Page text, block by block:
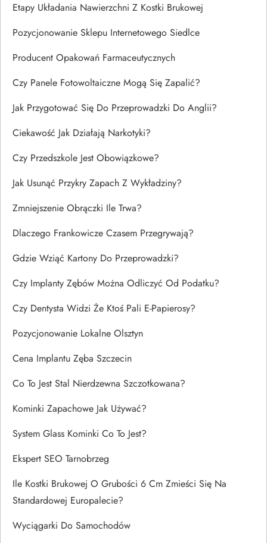
Etapy Układania Nawierzchni Z Kostki Brukowej
Pozycjonowanie Sklepu Internetowego Siedlce
Producent Opakowań Farmaceutycznych
Czy Panele Fotowoltaiczne Mogą Się Zapalić?
Jak Przygotować Się Do Przeprowadzki Do Anglii?
Ciekawość Jak Działają Narkotyki?
Czy Przedszkole Jest Obowiązkowe?
Jak Usunąć Przykry Zapach Z Wykładziny?
Zmniejszenie Obrączki Ile Trwa?
Dlaczego Frankowicze Czasem Przegrywają?
Gdzie Wziąć Kartony Do Przeprowadzki?
Czy Implanty Zębów Można Odliczyć Od Podatku?
Czy Dentysta Widzi Że Ktoś Pali E-Papierosy?
Pozycjonowanie Lokalne Olsztyn
Cena Implantu Zęba Szczecin
Co To Jest Stal Nierdzewna Szczotkowana?
Kominki Zapachowe Jak Używać?
System Glass Kominki Co To Jest?
Ekspert SEO Tarnobrzeg
Ile Kostki Brukowej O Grubości 6 Cm Zmieści Się Na
Standardowej Europalecie?
Wyciągarki Do Samochodów